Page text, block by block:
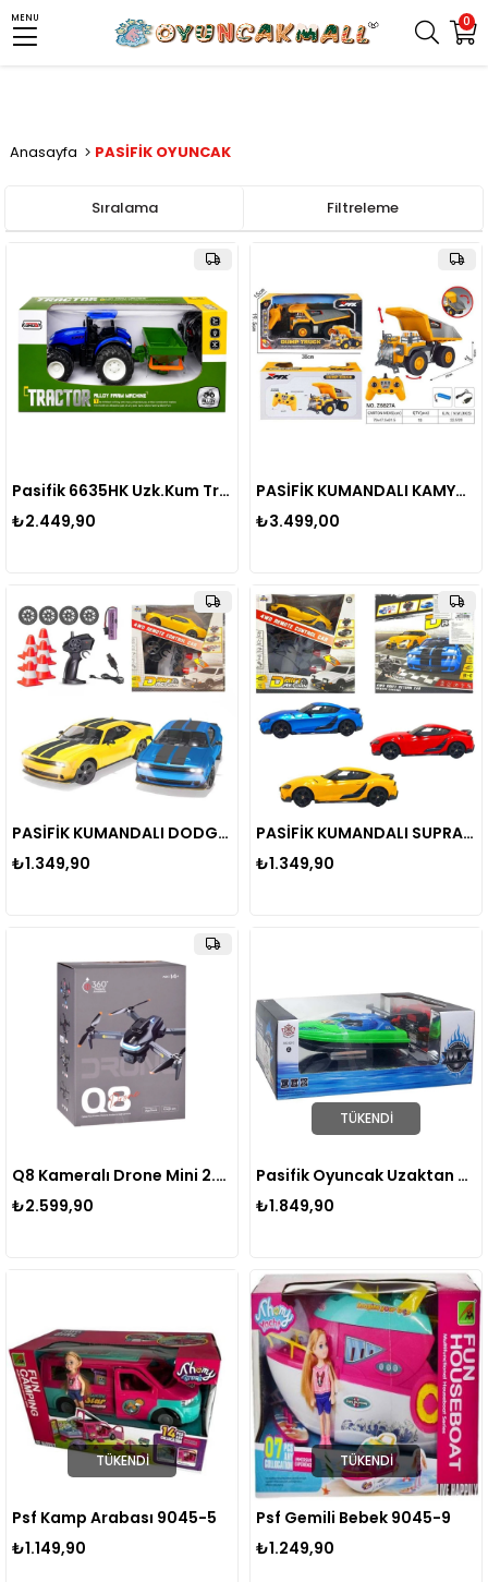
0
MENU
Anasayfa PASİFİK OYUNCAK
Filtreleme
Sıralama
Pasifik 6635HK Uzk.Kum Traktör
₺2.449,90
PASİFİK KUMANDALI KAMYON Z6827A 9CH F/F R/C 2.4G USB IŞIKLI ŞARJLI 1:18 3+
₺3.499,00
PASİFİK KUMANDALI DODGE CHALLENGER DRİFT ARABA 93217 4WD R/C 2.4GHZ USB IŞIKLI 6+
₺1.349,90
PASİFİK KUMANDALI SUPRA DRİFT ARABA 93218 4WD R/C 2.4GHZ USB IŞIKLI 6+
₺1.349,90
Q8 Kameralı Drone Mini 2.4 GHz
₺2.599,90
TÜKENDI
Pasifik Oyuncak Uzaktan Kumandalı Tekne MX0010-3
₺1.849,90
TÜKENDI
Psf Kamp Arabası 9045-5
₺1.149,90
TÜKENDI
Psf Gemili Bebek 9045-9
₺1.249,90